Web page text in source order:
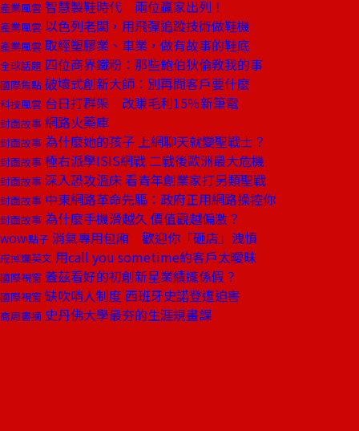
產業風雲 智慧製鞋時代 兩位贏家出列！
產業風雲 以色列老闆，用飛彈追蹤技術做鞋機
產業風雲 取經塑膠業、車業，做有故事的鞋底
全球話題 四位商界鐵粉：那些鮑伯狄倫教我的事
國際焦點 破壞式創新大師：別再問客戶要什麼
科技風雲 台日打群架 改賺毛利15％新筆電
封面故事 網路火藥庫
封面故事 為什麼她的孩子 上網聊天就變聖戰士？
封面故事 極右派學ISIS網戰 二戰後歐洲最大危機
封面故事 深入恐攻溫床 看青年創業家打另類聖戰
封面故事 中東網路革命先驅：政府正用網路操控你
封面故事 為什麼手機滑越久 價值觀越偏激？
WOW!點子 消氣專用包廂 歡迎你「砸店」洩憤
戒掉爛英文 用call you sometime約客戶太曖昧
國際視窗 蓋茲看好的初創新星業績攏係假？
國際視窗 缺吹哨人制度 西班牙史諾登遭迫害
商周書摘 史丹佛大學最夯的生涯規畫課